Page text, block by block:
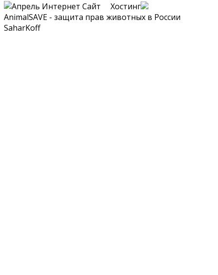
Сайт Хостинг
AnimalSAVE - защита прав животных в России
SaharKoff